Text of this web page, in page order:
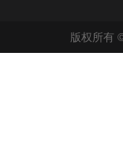
版权所有